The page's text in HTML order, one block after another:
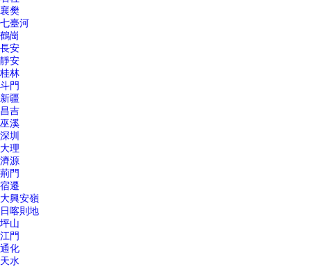
襄樊
七臺河
鶴崗
長安
靜安
桂林
斗門
新疆
昌吉
巫溪
深圳
大理
濟源
荊門
宿遷
大興安嶺
日喀則地
坪山
江門
通化
天水